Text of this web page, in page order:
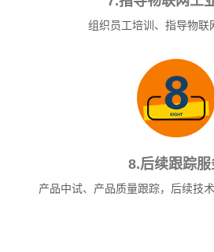
组织员工培训、指导物联
8.后续跟踪服
产品中试、产品质量跟踪，后续技